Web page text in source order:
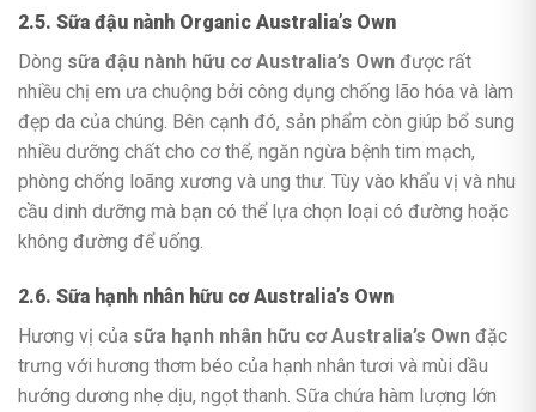
2.5. Sữa đậu nành Organic Australia’s Own
Dòng sữa đậu nành hữu cơ Australia’s Own được rất
nhiều chị em ưa chuộng bởi công dụng chống lão hóa và làm
đẹp da của chúng. Bên cạnh đó, sản phẩm còn giúp bổ sung
nhiều dưỡng chất cho cơ thể, ngăn ngừa bệnh tim mạch,
phòng chống loãng xương và ung thư. Tùy vào khẩu vị và nhu
cầu dinh dưỡng mà bạn có thể lựa chọn loại có đường hoặc
không đường để uống.
2.6. Sữa hạnh nhân hữu cơ Australia’s Own
Hương vị của sữa hạnh nhân hữu cơ Australia’s Own đặc
trưng với hương thơm béo của hạnh nhân tươi và mùi dầu
hướng dương nhẹ dịu, ngọt thanh. Sữa chứa hàm lượng lớn